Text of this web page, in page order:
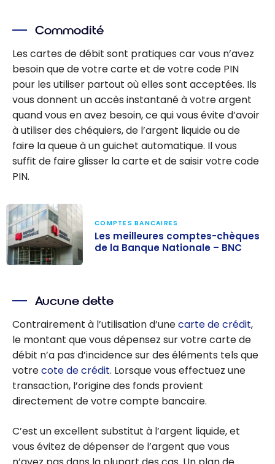
Commodité
Les cartes de débit sont pratiques car vous n’avez
besoin que de votre carte et de votre code PIN
pour les utiliser partout où elles sont acceptées. Ils
vous donnent un accès instantané à votre argent
quand vous en avez besoin, ce qui vous évite d’avoir
à utiliser des chéquiers, de l’argent liquide ou de
faire la queue à un guichet automatique. Il vous
suffit de faire glisser la carte et de saisir votre code
PIN.
chèques de la
Banque
Nationale –
BNC
COMPTES BANCAIRES
Les meilleures comptes-chèques
de la Banque Nationale – BNC
Aucune dette
Contrairement à l’utilisation d’unecarte de crédit,
le montant que vous dépensez sur votre carte de
débit n’a pas d’incidence sur des éléments tels que
votrecote de crédit. Lorsque vous effectuez une
transaction, l’origine des fonds provient
directement de votre compte bancaire.
C’est un excellent substitut à l’argent liquide, et
vous évitez de dépenser de l’argent que vous